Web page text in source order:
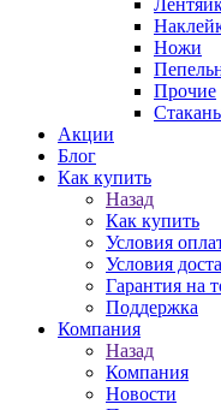
Ножи
Прочие
Акции
Блог
Как купить
Назад
Как купить
Условия
Условия
Гарантия на
Поддержка
Компания
Назад
Компания
Новости